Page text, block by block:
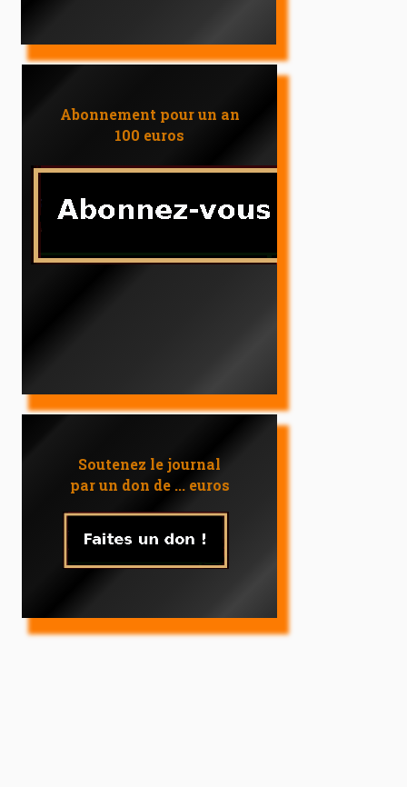
Abonnement pour un an
100 euros
Soutenez le journal
par un don de ... euros